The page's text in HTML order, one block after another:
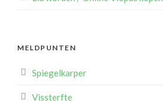
MELDPUNTEN
Spiegelkarper
Vissterfte